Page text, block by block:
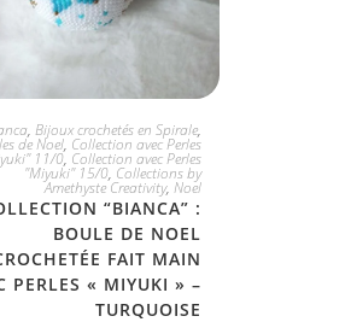
JE L'ADOPTE
, Bijoux crochetés en Spirale,
de Noel, Collection avec Perles
11/0, Collection avec Perles
"Miyuki" 15/0, Collections by
Amethyste Creativity, Noel
“BIANCA” :
BOULE DE NOEL
FAIT MAIN
PERLES « MIYUKI » –
TURQUOISE